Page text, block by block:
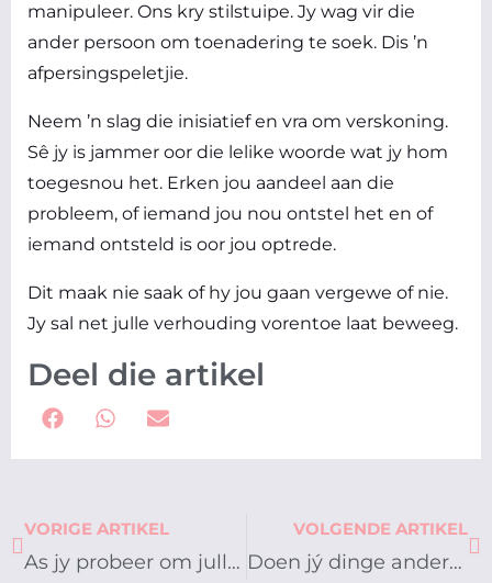
manipuleer. Ons kry stilstuipe. Jy wag vir die
ander persoon om toenadering te soek. Dis ’n
afpersingspeletjie.
Neem ’n slag die inisiatief en vra om verskoning.
Sê jy is jammer oor die lelike woorde wat jy hom
toegesnou het. Erken jou aandeel aan die
probleem, of iemand jou nou ontstel het en of
iemand ontsteld is oor jou optrede.
Dit maak nie saak of hy jou gaan vergewe of nie.
Jy sal net julle verhouding vorentoe laat beweeg.
Deel die artikel
Prev
VORIGE ARTIKEL
As jy probeer om julle verhouding te beheer…
VOLGENDE ARTIKEL
Doen jý dinge anders vir julle geluk